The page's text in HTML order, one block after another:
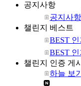
공지사항
공지사항
챌린지 베스트
BEST
BEST
챌린지 인증 게
하늘 보